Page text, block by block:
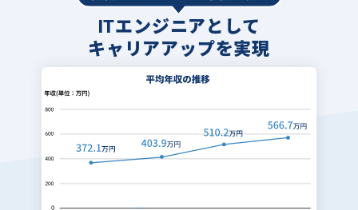
ITエンジニアとして
キャリアアップを実現